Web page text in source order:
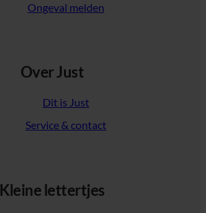
Ongeval melden
Over Just
Dit is Just
Service & contact
Kleine lettertjes